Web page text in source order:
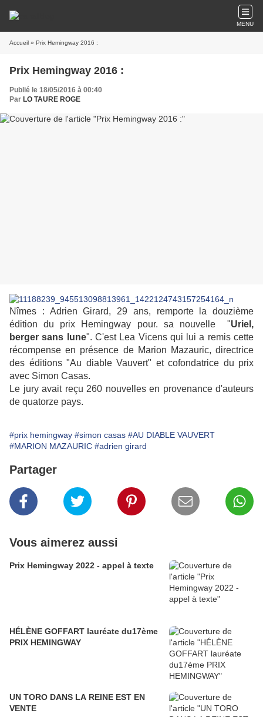
MENU
Accueil » Prix Hemingway 2016 :
Prix Hemingway 2016 :
Publié le 18/05/2016 à 00:40
Par LO TAURE ROGE
Nîmes : Adrien Girard, 29 ans, remporte la douzième
édition du prix Hemingway pour. sa nouvelle "Uriel,
berger sans lune". C'est Lea Vicens qui lui a remis cette
récompense en présence de Marion Mazauric, directrice
des éditions "Au diable Vauvert" et cofondatrice du prix
avec Simon Casas.
Le jury avait reçu 260 nouvelles en provenance d'auteurs
de quatorze pays.
#prix hemingway #simon casas #AU DIABLE VAUVERT
#MARION MAZAURIC #adrien girard
Partager
Vous aimerez aussi
Prix Hemingway 2022 - appel à texte
HÉLÈNE GOFFART lauréate du17ème
PRIX HEMINGWAY
UN TORO DANS LA REINE EST EN
VENTE